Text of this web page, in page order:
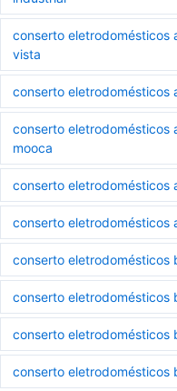
conserto eletrodomésticos
vista
conserto eletrodomésticos
conserto eletrodomésticos
mooca
conserto eletrodomésticos
conserto eletrodomésticos
conserto eletrodomésticos
conserto eletrodomésticos
conserto eletrodomésticos
conserto eletrodomésticos